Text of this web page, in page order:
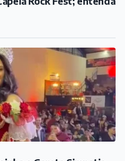
e Garota Simpatia
e Flores